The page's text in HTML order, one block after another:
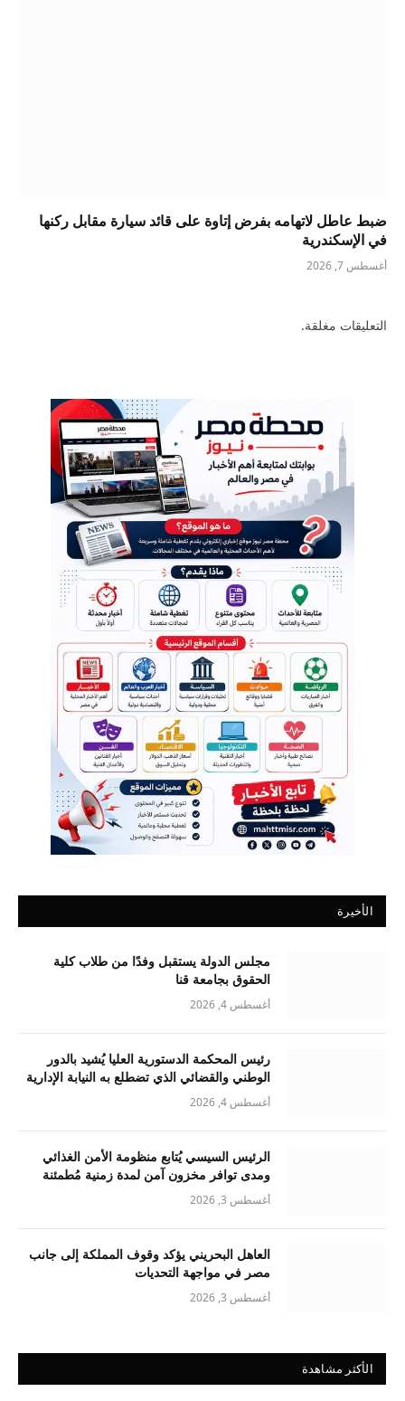
ضبط عاطل لاتهامه بفرض إتاوة على قائد سيارة مقابل ركنها
في الإسكندرية
أغسطس 7, 2026
التعليقات مغلقة.
الأخيرة
مجلس الدولة يستقبل وفدًا من طلاب كلية
الحقوق بجامعة قنا
أغسطس 4, 2026
رئيس المحكمة الدستورية العليا يُشيد بالدور
الوطني والقضائي الذي تضطلع به النيابة الإدارية
أغسطس 4, 2026
الرئيس السيسي يُتابع منظومة الأمن الغذائي
ومدى توافر مخزون آمن لمدة زمنية مُطمئنة
أغسطس 3, 2026
العاهل البحريني يؤكد وقوف المملكة إلى جانب
مصر في مواجهة التحديات
أغسطس 3, 2026
الأكثر مشاهدة